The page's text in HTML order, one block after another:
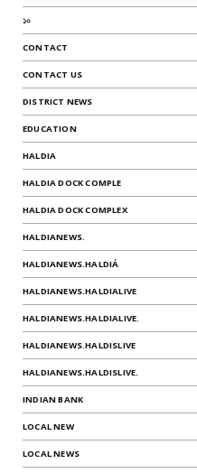
১০
CONTACT
CONTACT US
DISTRICT NEWS
EDUCATION
HALDIA
HALDIA DOCK COMPLE
HALDIA DOCK COMPLEX
HALDIANEWS.
HALDIANEWS.HALDIÁ
HALDIANEWS.HALDIALIVE
HALDIANEWS.HALDIALIVE.
HALDIANEWS.HALDISLIVE
HALDIANEWS.HALDISLIVE.
INDIAN BANK
LOCAL NEW
LOCAL NEWS